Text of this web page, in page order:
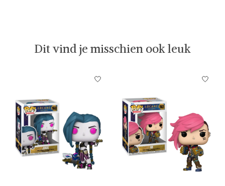
Dit vind je misschien ook leuk
Items van productcarrousel